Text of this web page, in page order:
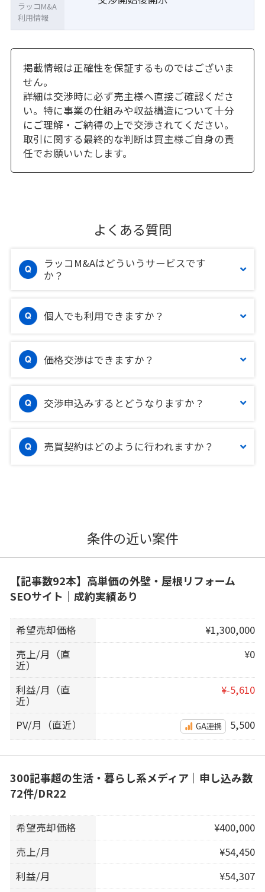
ラッコM&A
利用情報
掲載情報は正確性を保証するものではございま
せん。
詳細は交渉時に必ず売主様へ直接ご確認くださ
い。特に事業の仕組みや収益構造について十分
にご理解・ご納得の上で交渉されてください。
取引に関する最終的な判断は買主様ご自身の責
任でお願いいたします。
よくある質問
ラッコM&Aはどういうサービスです
か？
個人でも利用できますか？
価格交渉はできますか？
交渉申込みするとどうなりますか？
売買契約はどのように行われますか？
条件の近い案件
【記事数92本】高単価の外壁・屋根リフォーム
SEOサイト｜成約実績あり
希望売却価格
¥1,300,000
売上/月（直
近）
¥0
利益/月（直
近）
¥-5,610
PV/月（直近） GA連携 5,500
300記事超の生活・暮らし系メディア｜申し込み数
72件/DR22
希望売却価格
¥400,000
売上/月
¥54,450
利益/月
¥54,307